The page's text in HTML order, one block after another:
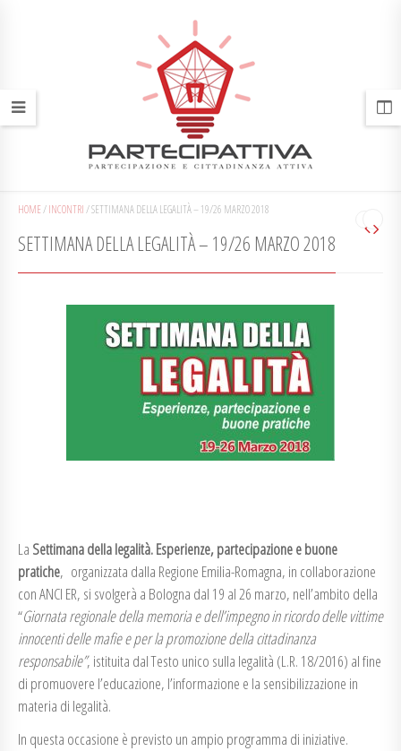
HOME/INCONTRI/SETTIMANA DELLA LEGALITÀ – 19/26 MARZO 2018
SETTIMANA DELLA LEGALITÀ – 19/26 MARZO 2018
La Settimana della legalità. Esperienze, partecipazione e buone
pratiche, organizzata dalla Regione Emilia-Romagna, in collaborazione
con ANCI ER, si svolgerà a Bologna dal 19 al 26 marzo, nell’ambito della
“Giornata regionale della memoria e dell’impegno in ricordo delle vittime
innocenti delle mafie e per la promozione della cittadinanza
responsabile”, istituita dal Testo unico sulla legalità (L.R. 18/2016) al fine
di promuovere l’educazione, l’informazione e la sensibilizzazione in
materia di legalità.
In questa occasione è previsto un ampio programma di iniziative.